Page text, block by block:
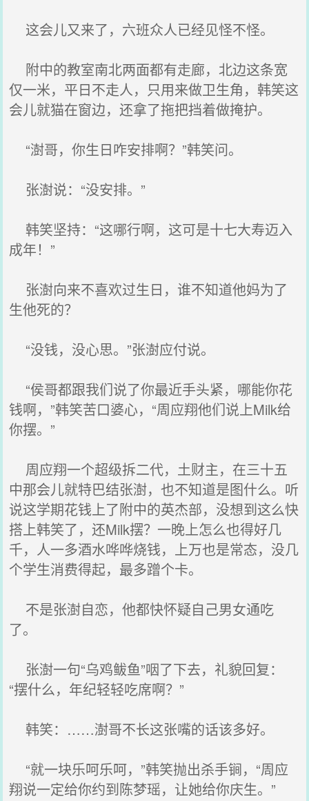
这会儿又来了，六班众人已经见怪不怪。
附中的教室南北两面都有走廊，北边这条宽
仅一米，平日不走人，只用来做卫生角，韩笑这
会儿就猫在窗边，还拿了拖把挡着做掩护。
“澍哥，你生日咋安排啊？”韩笑问。
张澍说：“没安排。”
韩笑坚持：“这哪行啊，这可是十七大寿迈入
成年！”
张澍向来不喜欢过生日，谁不知道他妈为了
生他死的？
“没钱，没心思。”张澍应付说。
“侯哥都跟我们说了你最近手头紧，哪能你花
钱啊，”韩笑苦口婆心，“周应翔他们说上Milk给
你摆。”
周应翔一个超级拆二代，土财主，在三十五
中那会儿就特巴结张澍，也不知道是图什么。听
说这学期花钱上了附中的英杰部，没想到这么快
搭上韩笑了，还Milk摆？一晚上怎么也得好几
千，人一多酒水哗哗烧钱，上万也是常态，没几
个学生消费得起，最多蹭个卡。
不是张澍自恋，他都快怀疑自己男女通吃
了。
张澍一句“乌鸡鲅鱼”咽了下去，礼貌回复：
“摆什么，年纪轻轻吃席啊？”
韩笑：……澍哥不长这张嘴的话该多好。
“就一块乐呵乐呵，”韩笑抛出杀手锏，“周应
翔说一定给你约到陈梦瑶，让她给你庆生。”